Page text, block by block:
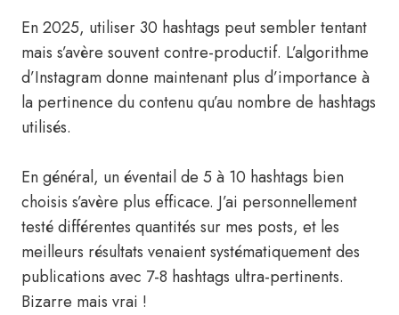
En 2025, utiliser 30 hashtags peut sembler tentant
mais s’avère souvent contre-productif. L’algorithme
d’Instagram donne maintenant plus d’importance à
la pertinence du contenu qu’au nombre de hashtags
utilisés.
En général, un éventail de 5 à 10 hashtags bien
choisis s’avère plus efficace. J’ai personnellement
testé différentes quantités sur mes posts, et les
meilleurs résultats venaient systématiquement des
publications avec 7-8 hashtags ultra-pertinents.
Bizarre mais vrai !